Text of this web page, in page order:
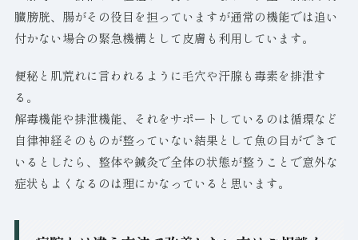
臓膀胱、腸がその役目を担っていますが通常の機能では追い
付かない場合の緊急機構として皮膚も利用しています。
便秘と肌荒れに言われるように毛穴や汗腺も毒素を排泄す
る。
解毒機能や排泄機能、それをサポートしているのは循環など
自律神経そのものが整っていない結果として魚の目ができて
いるとしたら、整体や鍼灸で全体の状態が整うことで意外な
症状もよくなるのは理にかなっていると思います。